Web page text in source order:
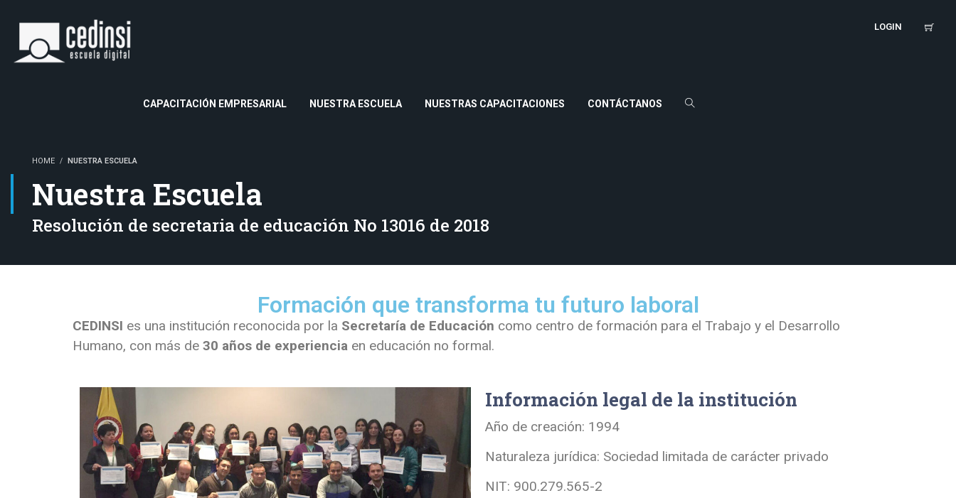
CAPACITACIÓN EMPRESARIAL NUESTRA ESCUELA NUESTRAS CAPACITACIONES CONTÁCTANOS
LOGIN
HOME NUESTRA ESCUELA
Nuestra Escuela
Resolución de secretaria de educación No 13016 de 2018
Formación que transforma tu futuro laboral
CEDINSI es una institución reconocida por la Secretaría de Educación como centro de formación para el Trabajo y el Desarrollo
Humano, con más de 30 años de experiencia en educación no formal.
Información legal de la institución
Año de creación: 1994
Naturaleza jurídica: Sociedad limitada de carácter privado
NIT: 900.279.565-2